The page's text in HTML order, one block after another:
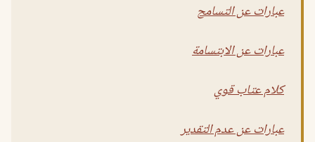
عبارات عن التسامح
عبارات عن الابتسامة
كلام عتاب قوي
عبارات عن عدم التقدير